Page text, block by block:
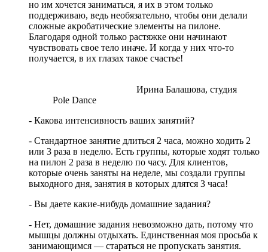
но им хочется заниматься, я их в этом только
поддерживаю, ведь необязательно, чтобы они делали
сложные акробатические элементы на пилоне.
Благодаря одной только растяжке они начинают
чувствовать свое тело иначе. И когда у них что-то
получается, в их глазах такое счастье!
Ирина Балашова, студия
Pole Dance
- Какова интенсивность ваших занятий?
- Стандартное занятие длиться 2 часа, можно ходить 2
или 3 раза в неделю. Есть группы, которые ходят только
на пилон 2 раза в неделю по часу. Для клиентов,
которые очень заняты на неделе, мы создали группы
выходного дня, занятия в которых длятся 3 часа!
- Вы даете какие-нибудь домашние задания?
- Нет, домашние задания невозможно дать, потому что
мышцы должны отдыхать. Единственная моя просьба к
занимающимся ― стараться не пропускать занятия.